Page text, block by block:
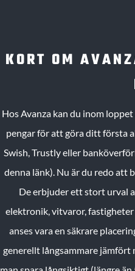
KORT OM
Hos Avanza kan du inom
pengar för att göra ditt första
Swish, Trustly eller
denna länk). Nu är du redo att
De erbjuder ett stort urval
elektronik, vitvaror,
anses vara en säkrare
generellt långsammare jämfört